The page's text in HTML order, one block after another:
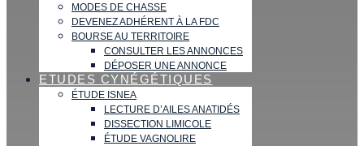
MODES DE CHASSE
DEVENEZ ADHÉRENT À LA FDC
BOURSE AU TERRITOIRE
CONSULTER LES ANNONCES
DÉPOSER UNE ANNONCE
ETUDES CYNÉGÉTIQUES
ÉTUDE ISNEA
LECTURE D’AILES ANATIDÉS
DISSECTION LIMICOLE
ÉTUDE VAGNOLIRE